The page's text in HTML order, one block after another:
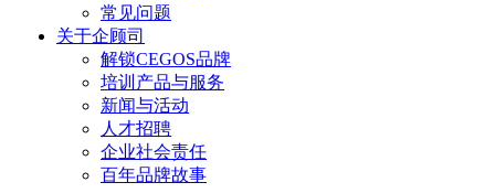
常见问题
关于企顾司
解锁CEGOS品牌
培训产品与服务
新闻与活动
人才招聘
企业社会责任
百年品牌故事